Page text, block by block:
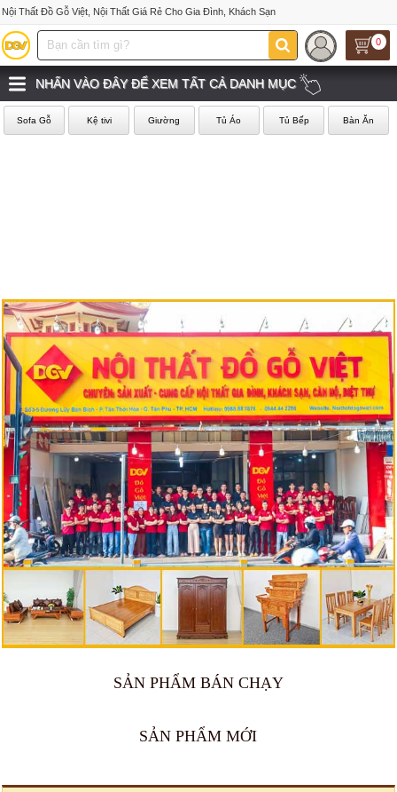
Nội Thất Đồ Gỗ Việt, Nội Thất Giá Rẻ Cho Gia Đình, Khách Sạn
0
NHẤN VÀO ĐÂY ĐỂ XEM TẤT CẢ DANH MỤC
Sofa Gỗ Kệ tivi Giường Tủ Áo Tủ Bếp Bàn Ăn
SẢN PHẨM BÁN CHẠY
🔥 Bán chạy 2026